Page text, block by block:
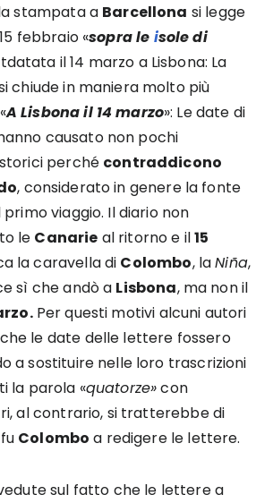
stampata a Barcellona si legge
febbraio «sopra le isole di
il 14 marzo a Lisbona: La
chiude in maniera molto più
A Lisbona il 14 marzo»: Le date di
causato non pochi
perché contraddicono
, considerato in genere la fonte
viaggio. Il diario non
le Canarie al ritorno e il15
la caravella di Colombo, laNiña,
sì che andò a Lisbona, ma non il
Per questi motivi alcuni autori
le date delle lettere fossero
a sostituire nelle loro trascrizioni
la parola «quatorze»con
al contrario, si tratterebbe di
fu Colombo a redigere le lettere.
vedute sul fatto che le lettere a